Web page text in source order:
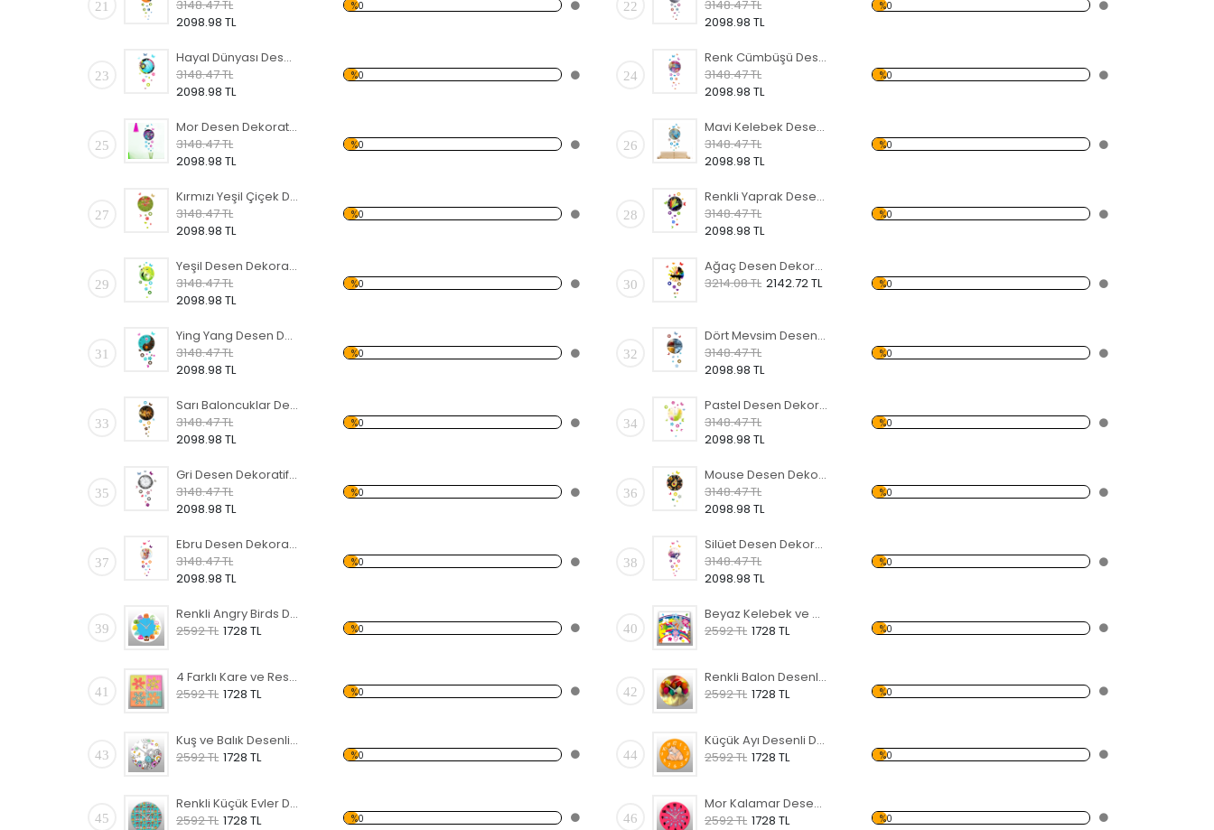
21
3148.47 TL
2098.98 TL
%0 22
3148.47 TL
2098.98 TL
%0
23
Hayal Dünyası Desen Dekoratif Saat
3148.47 TL
2098.98 TL
%0 24
Renk Cümbüşü Desen Dekoratif Saat
3148.47 TL
2098.98 TL
%0
25
Mor Desen Dekoratif Saat
3148.47 TL
2098.98 TL
%0 26
Mavi Kelebek Desen Dekoratif Saat
3148.47 TL
2098.98 TL
%0
27
Kırmızı Yeşil Çiçek Desen Dekoratif Saat
3148.47 TL
2098.98 TL
%0 28
Renkli Yaprak Desen Dekoratif Saat
3148.47 TL
2098.98 TL
%0
29
Yeşil Desen Dekoratif Saat
3148.47 TL
2098.98 TL
%0 30
Ağaç Desen Dekoratif Saat
3214.08 TL 2142.72 TL %0
31
Ying Yang Desen Dekoratif Saat
3148.47 TL
2098.98 TL
%0 32
Dört Mevsim Desen Dekoratif Saat
3148.47 TL
2098.98 TL
%0
33
Sarı Baloncuklar Desen Dekoratif Saat
3148.47 TL
2098.98 TL
%0 34
Pastel Desen Dekoratif Saat
3148.47 TL
2098.98 TL
%0
35
Gri Desen Dekoratif Saat
3148.47 TL
2098.98 TL
%0 36
Mouse Desen Dekoratif Saat
3148.47 TL
2098.98 TL
%0
37
Ebru Desen Dekoratif Saat
3148.47 TL
2098.98 TL
%0 38
Silüet Desen Dekoratif Saat
3148.47 TL
2098.98 TL
%0
39
Renkli Angry Birds Desenli Dekoratif Duvar Saati
2592 TL 1728 TL %0 40
Beyaz Kelebek ve Çiçek Desenli Dekoratif Duvar Saati
2592 TL 1728 TL %0
41
4 Farklı Kare ve Resim Desenli Dekoratif Duvar Saati
2592 TL 1728 TL %0 42
Renkli Balon Desenli Dekoratif Duvar Saati
2592 TL 1728 TL %0
43
Kuş ve Balık Desenli Dekoratif Duvar Saati
2592 TL 1728 TL %0 44
Küçük Ayı Desenli Dekoratif Duvar Saati
2592 TL 1728 TL %0
45
Renkli Küçük Evler Desenli Dekoratif Duvar Saati
2592 TL 1728 TL %0 46
Mor Kalamar Desenli Dekoratif Duvar Saati
2592 TL 1728 TL %0